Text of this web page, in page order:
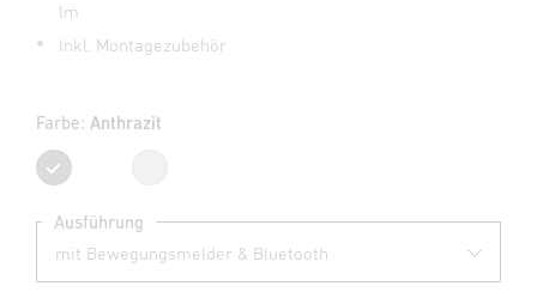
lm
Inkl. Montagezubehör
Farbe: Anthrazit
Anthrazit
Ausführung